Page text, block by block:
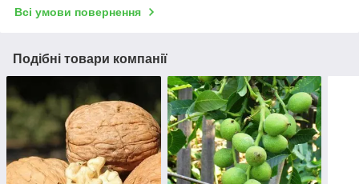
Всі умови повернення
Подібні товари компанії